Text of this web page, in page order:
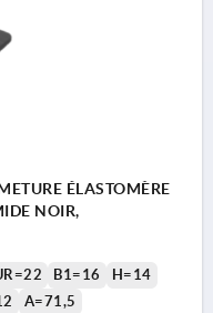
ÉLASTOMÈRE
NOIR,
B1=16
H=14
A=71,5